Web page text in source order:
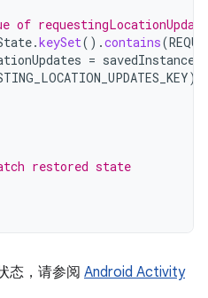
of
.keySet().contains(
=
)
restored state
态，请参阅 Android Activity